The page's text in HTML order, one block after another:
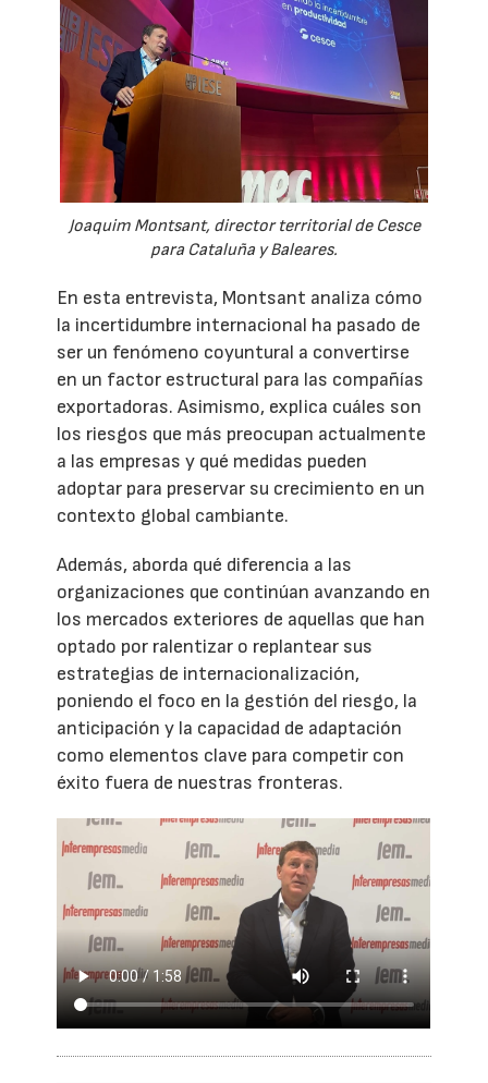
Joaquim Montsant, director territorial de Cesce
para Cataluña y Baleares.
En esta entrevista, Montsant analiza cómo
la incertidumbre internacional ha pasado de
ser un fenómeno coyuntural a convertirse
en un factor estructural para las compañías
exportadoras. Asimismo, explica cuáles son
los riesgos que más preocupan actualmente
a las empresas y qué medidas pueden
adoptar para preservar su crecimiento en un
contexto global cambiante.
Además, aborda qué diferencia a las
organizaciones que continúan avanzando en
los mercados exteriores de aquellas que han
optado por ralentizar o replantear sus
estrategias de internacionalización,
poniendo el foco en la gestión del riesgo, la
anticipación y la capacidad de adaptación
como elementos clave para competir con
éxito fuera de nuestras fronteras.